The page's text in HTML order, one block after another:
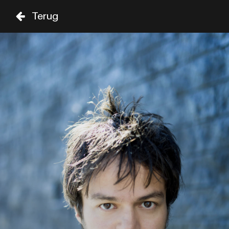
VR ZA
03 SEP
ZAAL GENRE A-Z
SHOWS TOT 20:00
THE CUBAN AFFAIR
SAM COOKE
19:00
SHOWS VANAF 20:00
BETTY WRIGHT 20:15
Terug